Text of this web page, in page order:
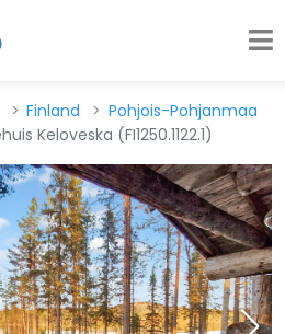
Finland
Pohjois-Pohjanmaa
Keloveska (FI1250.1122.1)